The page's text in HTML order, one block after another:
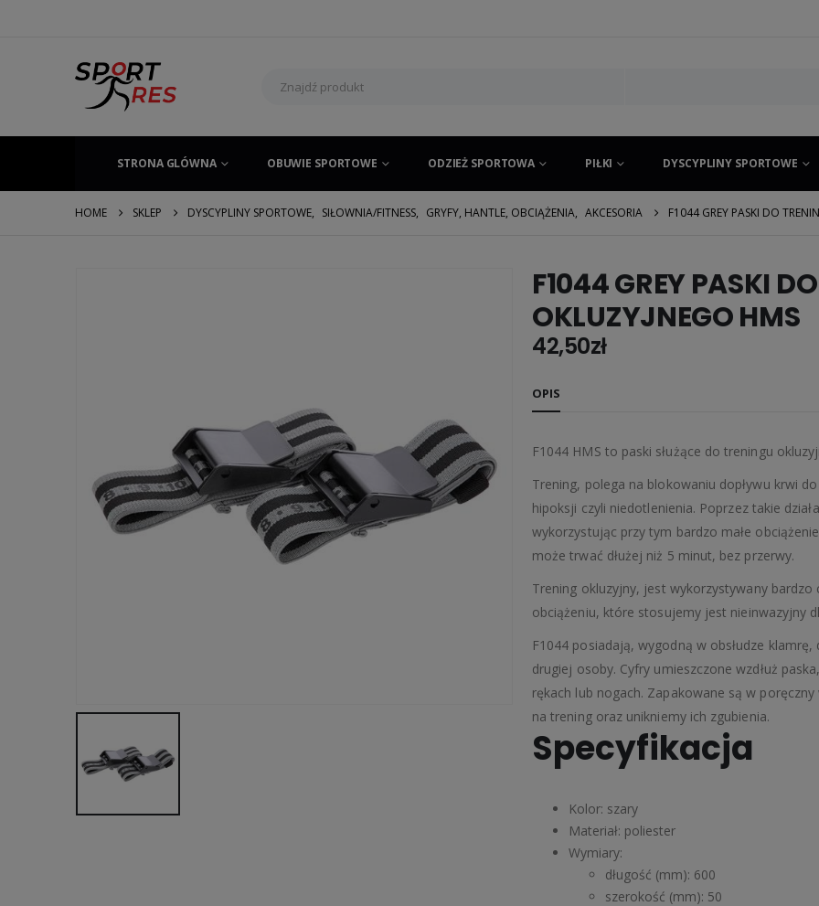
STRONA GLÓWNA OBUWIE SPORTOWE ODZIEŻ SPORTOWA PIŁKI DYSCYPLINY SPORTOWE
HOME SKLEP DYSCYPLINY SPORTOWE, SIŁOWNIA/FITNESS, GRYFY, HANTLE, OBCIĄŻENIA, AKCESORIA F1044 GREY PASKI DO
F1044 GREY PASKI
OKLUZYJNEGO HMS
42,50zł
OPIS
F1044 HMS to paski służące do treningu
Trening, polega na blokowaniu dopływu krwi
hipoksji czyli niedotlenienia. Poprzez takie
wykorzystując przy tym bardzo małe
może trwać dłużej niż 5 minut, bez przerwy.
Trening okluzyjny, jest wykorzystywany
obciążeniu, które stosujemy jest nieinwazyjny
F1044 posiadają, wygodną w obsłudze
drugiej osoby. Cyfry umieszczone wzdłuż
rękach lub nogach. Zapakowane są w
na trening oraz unikniemy ich zgubienia.
Specyfikacja
Kolor: szary
Materiał: poliester
Wymiary:
długość (mm): 600
szerokość (mm): 50